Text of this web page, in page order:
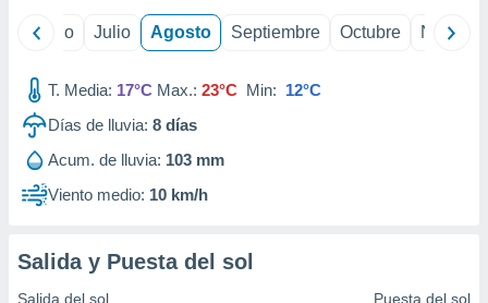
1199
Junio Julio Agosto Septiembre Octubre
T. Media: 17°C Max.: 23°C Min: 12°C
Días de lluvia: 8 días
Acum. de lluvia: 103 mm
Viento medio: 10 km/h
Salida y Puesta del sol
Salida del sol Puesta del sol